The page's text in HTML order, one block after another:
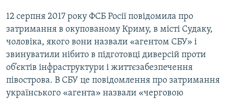
12 серпня 2017 року ФСБ Росії повідомила про
затримання в окупованому Криму, в місті Судаку,
чоловіка, якого вони назвали «агентом СБУ» і
звинуватили нібито в підготовці диверсій проти
об’єктів інфраструктури і життєзабезпечення
півострова. В СБУ це повідомлення про затримання
українського «агента» назвали «черговою